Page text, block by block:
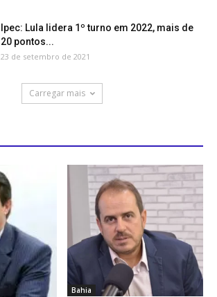
Ipec: Lula lidera 1º turno em 2022, mais de
20 pontos...
23 de setembro de 2021
Carregar mais
Bahia